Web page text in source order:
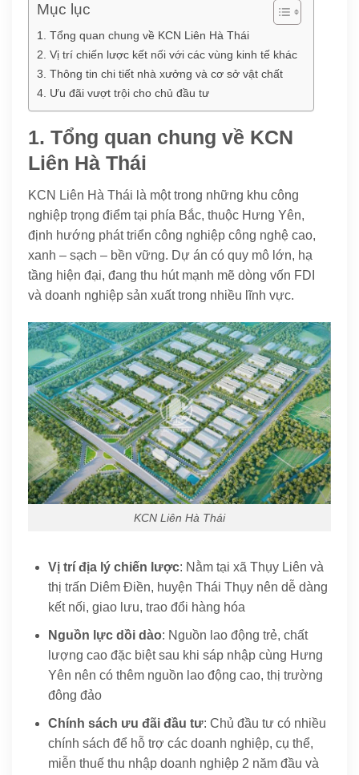
Mục lục
1. Tổng quan chung về KCN Liên Hà Thái
2. Vị trí chiến lược kết nối với các vùng kinh tế khác
3. Thông tin chi tiết nhà xưởng và cơ sở vật chất
4. Ưu đãi vượt trội cho chủ đầu tư
1. Tổng quan chung về KCN
Liên Hà Thái
KCN Liên Hà Thái là một trong những khu công
nghiệp trọng điểm tại phía Bắc, thuộc Hưng Yên,
định hướng phát triển công nghiệp công nghệ cao,
xanh – sạch – bền vững. Dự án có quy mô lớn, hạ
tầng hiện đại, đang thu hút mạnh mẽ dòng vốn FDI
và doanh nghiệp sản xuất trong nhiều lĩnh vực.
KCN Liên Hà Thái
Vị trí địa lý chiến lược: Nằm tại xã Thụy Liên và
thị trấn Diêm Điền, huyện Thái Thụy nên dễ dàng
kết nối, giao lưu, trao đổi hàng hóa
Nguồn lực dồi dào: Nguồn lao động trẻ, chất
lượng cao đặc biệt sau khi sáp nhập cùng Hưng
Yên nên có thêm nguồn lao động cao, thị trường
đông đảo
Chính sách ưu đãi đầu tư: Chủ đầu tư có nhiều
chính sách để hỗ trợ các doanh nghiệp, cụ thể,
miễn thuế thu nhập doanh nghiệp 2 năm đầu và